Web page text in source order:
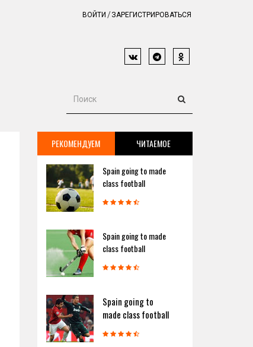
ВОЙТИ ЗАРЕГИСТРИРОВАТЬСЯ
РЕКОМЕНДУЕМ ЧИТАЕМОЕ
Spain going to made
class football
Spain going to made
class football
Spain going to
made class football